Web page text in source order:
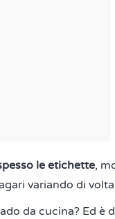
le etichette,
variando di
da cucina? Ed è